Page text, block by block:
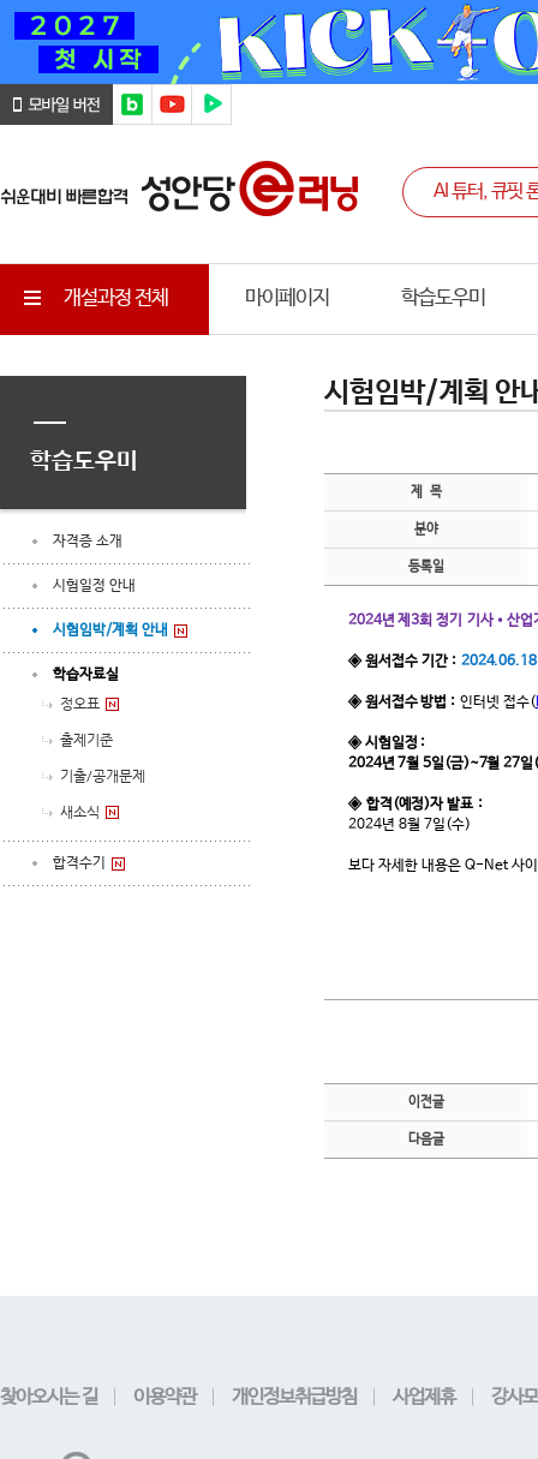
개설과정 전체 마이페이지 학습도우미
학습도우미
자격증 소개
시험일정 안내
시험임박/계획 안내
학습자료실
정오표
출제기준
기출/공개문제
새소식
합격수기
시험임박/계획 안
제 목
분야
등록일
2024년 제3회 정기 기사•산업
◈ 원서접수 기간 :
◈ 원서접수 방법 : 인터넷 접수(
◈ 시험일정 :
2024년 7월 5일(금)~7월 27일
◈ 합격(예정)자 발표 :
2024년 8월 7일(수)
보다 자세한 내용은 Q-Net 사
이전글
다음글
찾아오시는 길 이용약관 개인정보취급방침 사업제휴 강사